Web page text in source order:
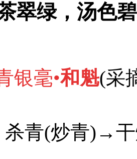
翠绿，汤色
银毫•和魁(采
杀青(炒青)→